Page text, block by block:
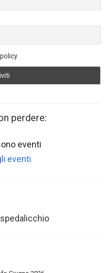
perdere:
eventi
eventi